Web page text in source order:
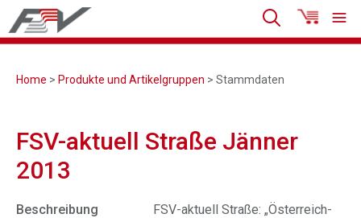
Home > Produkte und Artikelgruppen > Stammdaten
FSV-aktuell Straße Jänner
2013
Beschreibung
FSV-aktuell Straße: „Österreich-